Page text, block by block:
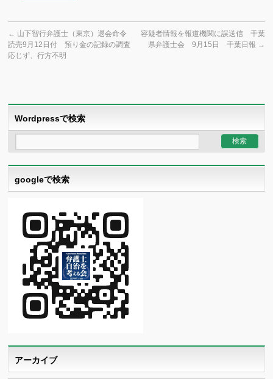
← 山下智行弁護士（東京）退会命令
読売9月12日付 預り金の記録の調査
応じず、行方不明
容疑者情報を報道機関に誤送信 千葉
県弁護士会 9月15日 千葉日報 →
Wordpressで検索
googleで検索
アーカイブ